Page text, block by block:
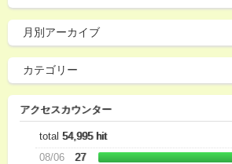
アクセスカウンター
total 54,995 hit
08/06
27